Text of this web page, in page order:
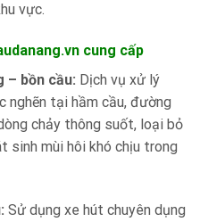
vực.
cung cấp
– bồn cầu: Dịch vụ xử lý
nghẽn tại hầm cầu, đường
chảy thông suốt, loại bỏ
sinh mùi hôi khó chịu trong
Sử dụng xe hút chuyên dụng